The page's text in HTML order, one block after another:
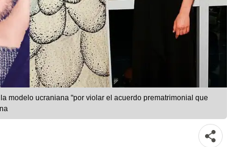
modelo ucraniana "por violar el acuerdo prematrimonial que